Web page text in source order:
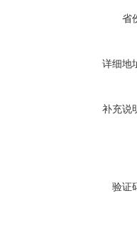
省
详细地
补充说
验证